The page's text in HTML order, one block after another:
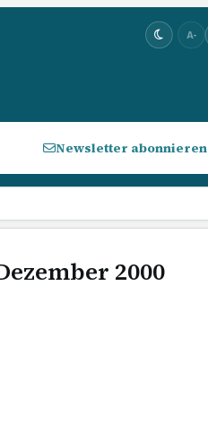
A-
Newsletter abonnieren
2000